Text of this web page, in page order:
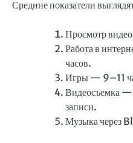
Средние показатели
Просмотр
Работа в
часов.
Игры — 9–11
Видеосъемка —
записи.
Музыка через